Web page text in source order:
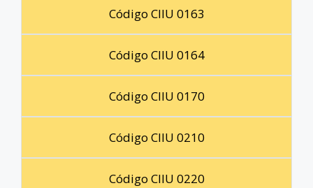
Código CIIU 0163
Código CIIU 0164
Código CIIU 0170
Código CIIU 0210
Código CIIU 0220